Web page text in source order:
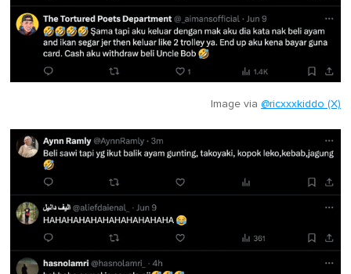
Image via @ricxxxkiddo (X)